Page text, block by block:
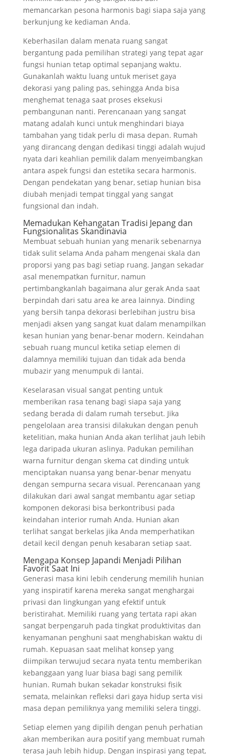
memancarkan pesona harmonis bagi siapa saja yang
berkunjung ke kediaman Anda.
Keberhasilan dalam menata ruang sangat
bergantung pada pemilihan strategi yang tepat agar
fungsi hunian tetap optimal sepanjang waktu.
Gunakanlah waktu luang untuk meriset gaya
dekorasi yang paling pas, sehingga Anda bisa
menghemat tenaga saat proses eksekusi
pembangunan nanti. Perencanaan yang sangat
matang adalah kunci untuk menghindari biaya
tambahan yang tidak perlu di masa depan. Rumah
yang dirancang dengan dedikasi tinggi adalah wujud
nyata dari keahlian pemilik dalam menyeimbangkan
antara aspek fungsi dan estetika secara harmonis.
Dengan pendekatan yang benar, setiap hunian bisa
diubah menjadi tempat tinggal yang sangat
fungsional dan indah.
Memadukan Kehangatan Tradisi Jepang dan
Fungsionalitas Skandinavia
Membuat sebuah hunian yang menarik sebenarnya
tidak sulit selama Anda paham mengenai skala dan
proporsi yang pas bagi setiap ruang. Jangan sekadar
asal menempatkan furnitur, namun
pertimbangkanlah bagaimana alur gerak Anda saat
berpindah dari satu area ke area lainnya. Dinding
yang bersih tanpa dekorasi berlebihan justru bisa
menjadi aksen yang sangat kuat dalam menampilkan
kesan hunian yang benar-benar modern. Keindahan
sebuah ruang muncul ketika setiap elemen di
dalamnya memiliki tujuan dan tidak ada benda
mubazir yang menumpuk di lantai.
Keselarasan visual sangat penting untuk
memberikan rasa tenang bagi siapa saja yang
sedang berada di dalam rumah tersebut. Jika
pengelolaan area transisi dilakukan dengan penuh
ketelitian, maka hunian Anda akan terlihat jauh lebih
lega daripada ukuran aslinya. Padukan pemilihan
warna furnitur dengan skema cat dinding untuk
menciptakan nuansa yang benar-benar menyatu
dengan sempurna secara visual. Perencanaan yang
dilakukan dari awal sangat membantu agar setiap
komponen dekorasi bisa berkontribusi pada
keindahan interior rumah Anda. Hunian akan
terlihat sangat berkelas jika Anda memperhatikan
detail kecil dengan penuh kesabaran setiap saat.
Mengapa Konsep Japandi Menjadi Pilihan
Favorit Saat Ini
Generasi masa kini lebih cenderung memilih hunian
yang inspiratif karena mereka sangat menghargai
privasi dan lingkungan yang efektif untuk
beristirahat. Memiliki ruang yang tertata rapi akan
sangat berpengaruh pada tingkat produktivitas dan
kenyamanan penghuni saat menghabiskan waktu di
rumah. Kepuasan saat melihat konsep yang
diimpikan terwujud secara nyata tentu memberikan
kebanggaan yang luar biasa bagi sang pemilik
hunian. Rumah bukan sekadar konstruksi fisik
semata, melainkan refleksi dari gaya hidup serta visi
masa depan pemiliknya yang memiliki selera tinggi.
Setiap elemen yang dipilih dengan penuh perhatian
akan memberikan aura positif yang membuat rumah
terasa jauh lebih hidup. Dengan inspirasi yang tepat,